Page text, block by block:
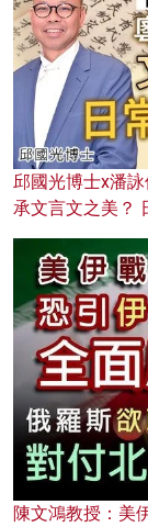
邱國光博士x潘
承文言文之美？
陳文鴻教授：美